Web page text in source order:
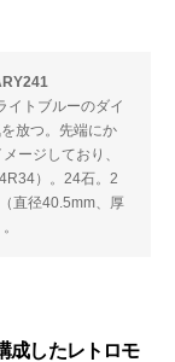
イトブルーのダイ
放つ。先端にか
ージしており、
）。24石。2
直径40.5mm、厚
成したレトロモ